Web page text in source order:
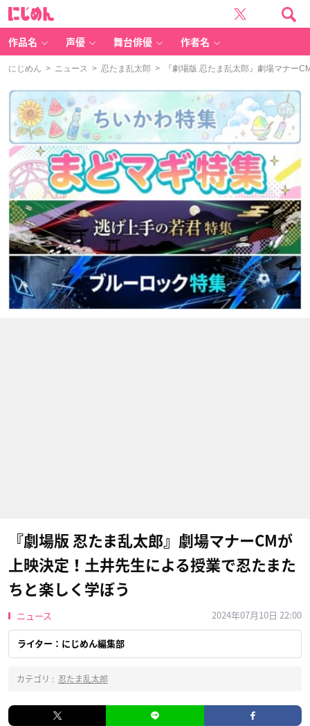
作品名 声優 舞台俳優 作者名
にじめん > ニュース > 忍たま乱太郎 > 『劇場版 忍たま乱太郎』劇場マナー
『劇場版 忍たま乱太郎』劇場マナーCMが
上映決定！土井先生による授業で忍たまた
ちと楽しく学ぼう
ニュース 2024年07月10日 22:00
ライター：にじめん編集部
カテゴリ : 忍たま乱太郎